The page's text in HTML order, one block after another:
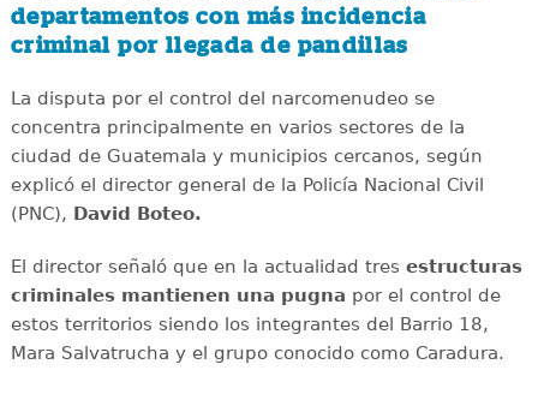
departamentos con más incidencia
criminal por llegada de pandillas
La disputa por el control del narcomenudeo se
concentra principalmente en varios sectores de la
ciudad de Guatemala y municipios cercanos, según
explicó el director general de la Policía Nacional Civil
(PNC), David Boteo.
El director señaló que en la actualidad tres estructuras
criminales mantienen una pugna por el control de
estos territorios siendo los integrantes del Barrio 18,
Mara Salvatrucha y el grupo conocido como Caradura.